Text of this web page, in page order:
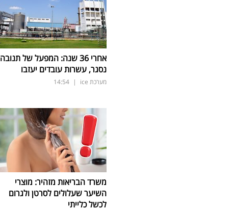
אחרי 36 שנה: המפעל של תנובה
נסגר, עשרות עובדים יעזבו
מערכת ice |
14:54
משרד הבריאות מזהיר: מוצרי
השיער שעלולים לסרטן ולגרום
לכשל כלייתי